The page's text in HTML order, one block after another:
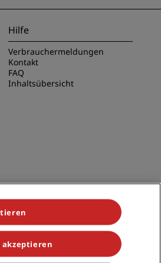
Hilfe
Verbrauchermeldungen
Kontakt
FAQ
Inhaltsübersicht
akzeptieren